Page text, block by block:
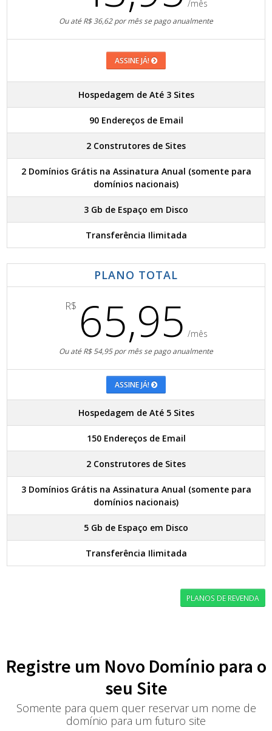
/mês
Ou até R$ 36,62 por mês se pago anualmente
ASSINE JÁ!
Hospedagem de Até 3 Sites
90 Endereços de Email
2 Construtores de Sites
2 Domínios Grátis na Assinatura Anual (somente para
domínios nacionais)
3 Gb de Espaço em Disco
Transferência Ilimitada
PLANO TOTAL
R$ 65,95 /mês
Ou até R$ 54,95 por mês se pago anualmente
ASSINE JÁ!
Hospedagem de Até 5 Sites
150 Endereços de Email
2 Construtores de Sites
3 Domínios Grátis na Assinatura Anual (somente para
domínios nacionais)
5 Gb de Espaço em Disco
Transferência Ilimitada
PLANOS DE REVENDA
Registre um Novo Domínio para o
seu Site
Somente para quem quer reservar um nome de
domínio para um futuro site